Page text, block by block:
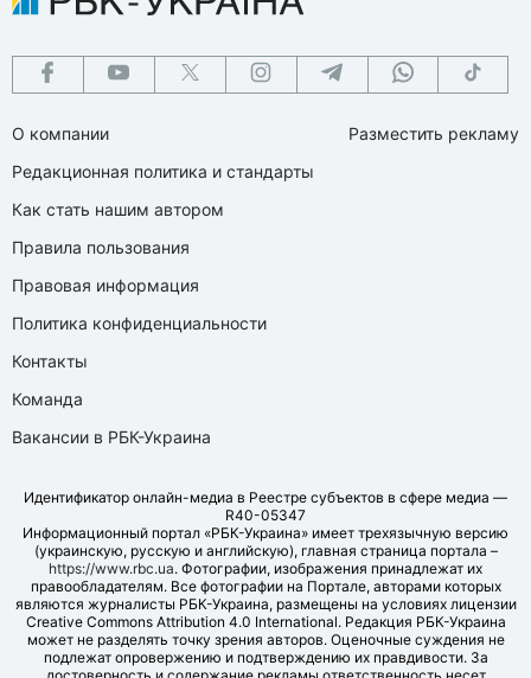
О компании
Редакционная политика и стандарты
Как стать нашим автором
Правила пользования
Правовая информация
Политика конфиденциальности
Контакты
Команда
Вакансии в РБК-Украина
Разместить рекламу
Идентификатор онлайн-медиа в Реестре субъектов в сфере медиа —
R40-05347
Информационный портал «РБК-Украина» имеет трехязычную версию
(украинскую, русскую и английскую), главная страница портала –
https://www.rbc.ua. Фотографии, изображения принадлежат их
правообладателям. Все фотографии на Портале, авторами которых
являются журналисты РБК-Украина, размещены на условиях лицензии
Creative Commons Attribution 4.0 International. Редакция РБК-Украина
может не разделять точку зрения авторов. Оценочные суждения не
подлежат опровержению и подтверждению их правдивости. За